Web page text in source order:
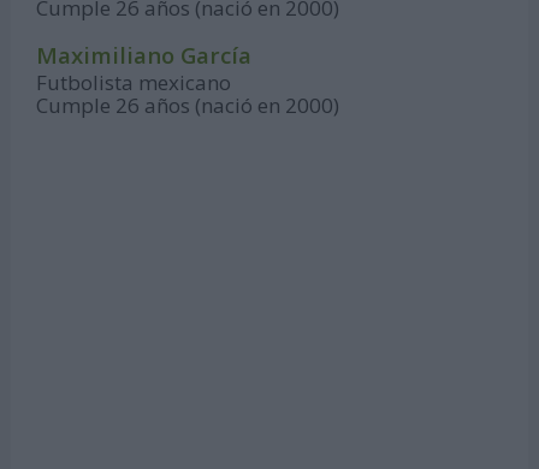
Cumple 26 años (nació en 2000)
Maximiliano García
Futbolista mexicano
Cumple 26 años (nació en 2000)